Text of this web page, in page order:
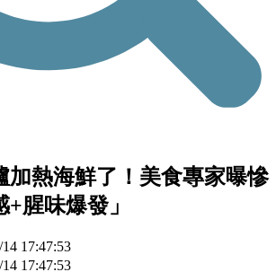
加熱海鮮了！美食專家曝慘
腥味爆發」
17:47:53
17:47:53